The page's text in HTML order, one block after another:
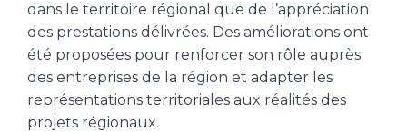
dans le territoire régional que de l’appréciation
des prestations délivrées. Des améliorations ont
été proposées pour renforcer son rôle auprès
des entreprises de la région et adapter les
représentations territoriales aux réalités des
projets régionaux.